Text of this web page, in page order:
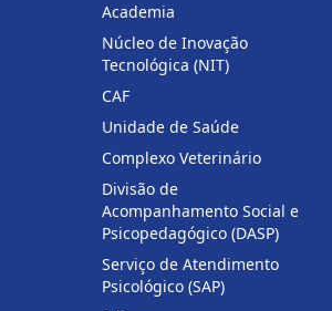
Academia
Núcleo de Inovação
Tecnológica (NIT)
CAF
Unidade de Saúde
Complexo Veterinário
Divisão de
Acompanhamento Social e
Psicopedagógico (DASP)
Serviço de Atendimento
Psicológico (SAP)